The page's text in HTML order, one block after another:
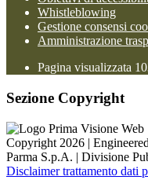
Whistleblowing
Gestione consensi
Amministrazione
Pagina visualizzata
Sezione Copyright
Copyright 2026 |
Parma S.p.A. | Divisione
Disclaimer trattamento dati